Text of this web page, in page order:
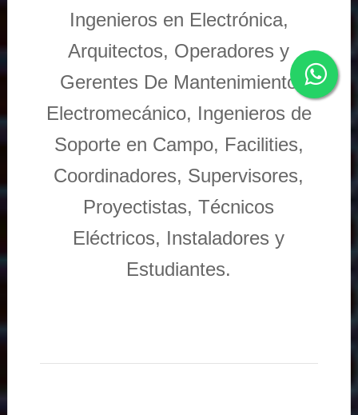
Ingenieros en Electrónica,
Arquitectos, Operadores y
Gerentes De Mantenimiento
Electromecánico, Ingenieros de
Soporte en Campo, Facilities,
Coordinadores, Supervisores,
Proyectistas, Técnicos
Eléctricos, Instaladores y
Estudiantes.